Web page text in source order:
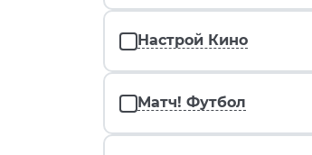
Настрой Кино
Матч! Футбол